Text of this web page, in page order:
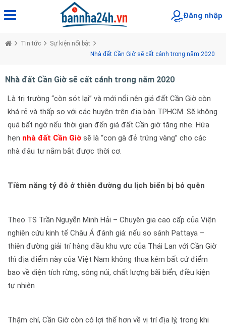
Đăng nhập
Tin tức
Sự kiện nổi bật
Nhà đất Cần Giờ sẽ cất cánh trong năm 2020
Nhà đất Cần Giờ sẽ cất cánh trong năm 2020
Là trị trường “còn sót lại” và mới nổi nên giá đất Cần Giờ còn
khá rẻ và thấp so với các huyện trên địa bàn TPHCM. Sẽ không
quá bất ngờ nếu thời gian đến giá đất Cần giờ tăng nhẹ. Hứa
hẹn nhà đất Cần Giờ sẽ là “con gà đẻ trứng vàng” cho các
nhà đâu tư nắm bắt được thời cơ.
Tiềm năng tỷ đô ở thiên đường du lịch biển bị bỏ quên
Theo TS Trần Nguyễn Minh Hải – Chuyên gia cao cấp của Viện
nghiên cứu kinh tế Châu Á đánh giá: nếu so sánh Pattaya –
thiên đường giải trí hàng đầu khu vực của Thái Lan với Cần Giờ
thì địa điểm này của Việt Nam không thua kém bất cứ điểm
bao về diện tích rừng, sông núi, chất lượng bãi biển, điều kiện
tự nhiên
Thậm chí, Cần Giờ còn có lợi thế hơn về vị trí địa lý, trong khi